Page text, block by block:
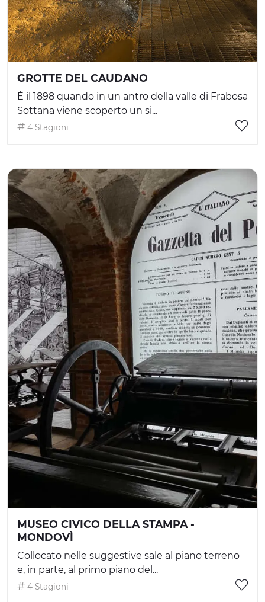
GROTTE DEL CAUDANO
È il 1898 quando in un antro della valle di Frabosa
Sottana viene scoperto un si...
4 Stagioni
MUSEO CIVICO DELLA STAMPA -
MONDOVÌ
Collocato nelle suggestive sale al piano terreno
e, in parte, al primo piano del...
4 Stagioni